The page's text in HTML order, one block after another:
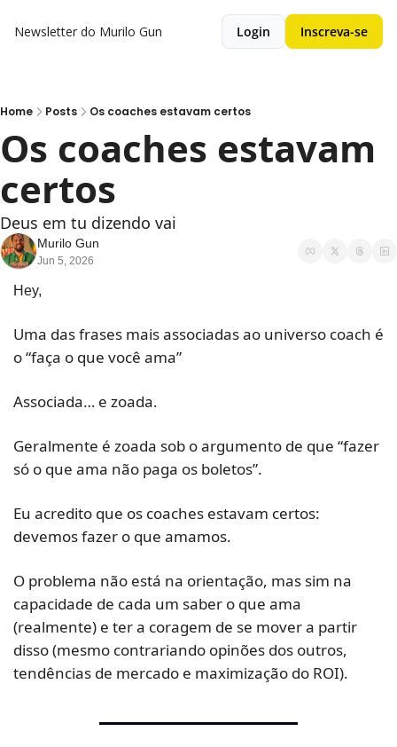
Newsletter do Murilo Gun Login Inscreva-se
Home Posts Os coaches estavam certos
Os coaches estavam
certos
Deus em tu dizendo vai
Murilo Gun
Jun 5, 2026
Hey,
Uma das frases mais associadas ao universo coach é
o “faça o que você ama”
Associada… e zoada.
Geralmente é zoada sob o argumento de que “fazer
só o que ama não paga os boletos”.
Eu acredito que os coaches estavam certos:
devemos fazer o que amamos.
O problema não está na orientação, mas sim na
capacidade de cada um saber o que ama
(realmente) e ter a coragem de se mover a partir
disso (mesmo contrariando opinões dos outros,
tendências de mercado e maximização do ROI).